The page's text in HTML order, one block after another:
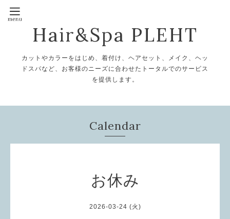
Hair&Spa PLEHT
カットやカラーをはじめ、着付け、ヘアセット、メイク、ヘッ
ドスパなど、お客様のニーズに合わせたトータルでのサービス
を提供します。
Calendar
お休み
2026-03-24 (火)